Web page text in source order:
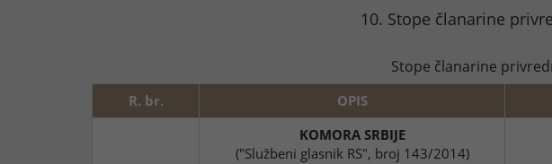
10. Stope članarine
Stope članarine
R. br. OPIS
KOMORA SRBIJE
("Službeni glasnik RS", broj 143/2014)